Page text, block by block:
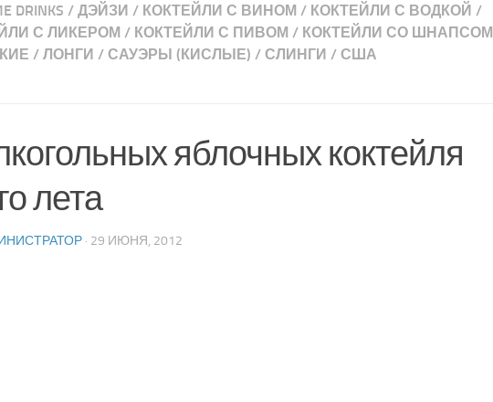
DRINKS / ДЭЙЗИ / КОКТЕЙЛИ С ВИНОМ / КОКТЕЙЛИ С ВОДКОЙ /
С ЛИКЕРОМ / КОКТЕЙЛИ С ПИВОМ / КОКТЕЙЛИ СО ШНАПСОМ
/ ЛОНГИ / САУЭРЫ (КИСЛЫЕ) / СЛИНГИ / США
яблочных коктейля
лета
· 29 ИЮНЯ, 2012